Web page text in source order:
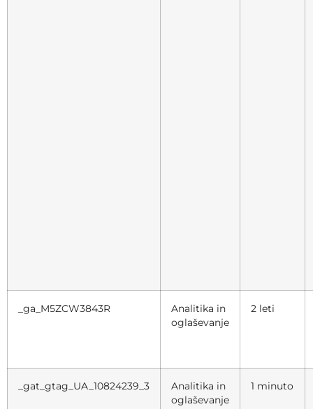
_ga_M5ZCW3843R
Analitika in
oglaševanje
2 leti
_gat_gtag_UA_10824239_3
Analitika in
oglaševanje
1 minuto